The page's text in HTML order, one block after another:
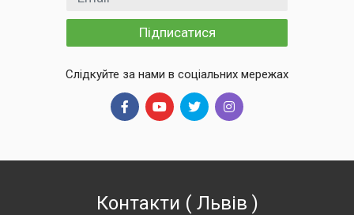
Підписатися
Слідкуйте за нами в соціальних мережах
Контакти ( Львів )